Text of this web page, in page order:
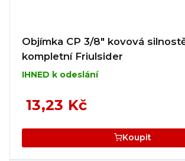
Objímka CP 3/8" kovová
kompletní Friulsider
IHNED k odeslání
13,23 Kč
Koupit